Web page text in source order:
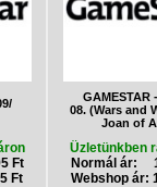
Ft
Ft
GAMESTAR
08. (Wars and
Joan of
Üzletünkben
Normál ár:
Webshop ár: